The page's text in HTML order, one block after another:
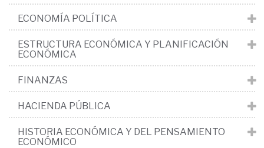
ECONOMÍA POLÍTICA
ESTRUCTURA ECONÓMICA Y PLANIFICACIÓN
ECONÓMICA
FINANZAS
HACIENDA PÚBLICA
HISTORIA ECONÓMICA Y DEL PENSAMIENTO
ECONÓMICO